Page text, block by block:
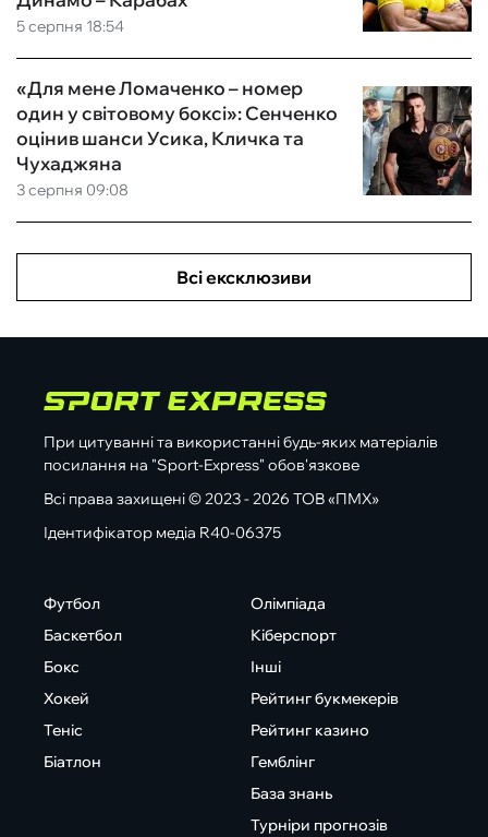
5 серпня 18:54
3 серпня 09:08
«Для мене Ломаченко – номер
один у світовому боксі»: Сенченко
оцінив шанси Усика, Кличка та
Чухаджяна
Всі ексклюзиви
При цитуванні та використанні будь-яких матеріалів
посилання на "Sport-Express" обов'язкове
Всі права захищені © 2023 - 2026 ТОВ «ПМХ»
Ідентифікатор медіа R40-06375
Футбол
Баскетбол
Бокс
Хокей
Теніс
Біатлон
Олімпіада
Кіберспорт
Інші
Рейтинг букмекерів
Рейтинг казино
Гемблінг
База знань
Турніри прогнозів